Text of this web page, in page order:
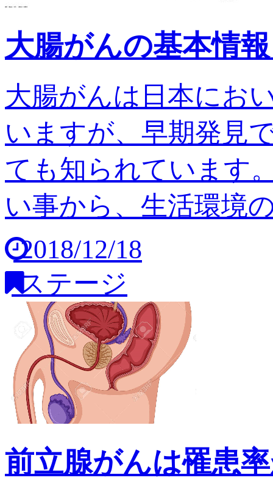
大腸がんの基本情
大腸がんは日本にお
いますが、早期発見
ても知られています
い事から、生活環境
2018/12/18
ステージ
前立腺がんは罹患